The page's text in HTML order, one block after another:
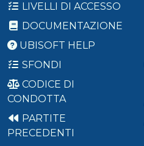
LIVELLI DI ACCESSO
DOCUMENTAZIONE
UBISOFT HELP
SFONDI
CODICE DI
CONDOTTA
PARTITE
PRECEDENTI